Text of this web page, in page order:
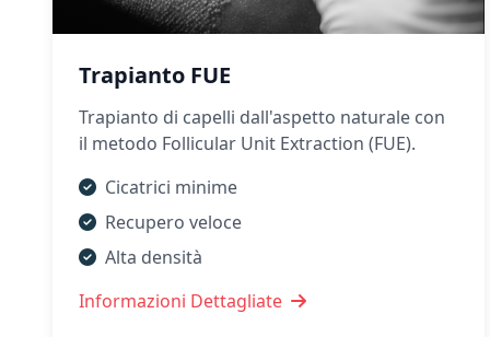
Trapianto FUE
Trapianto di capelli dall'aspetto naturale con
il metodo Follicular Unit Extraction (FUE).
Cicatrici minime
Recupero veloce
Alta densità
Informazioni Dettagliate